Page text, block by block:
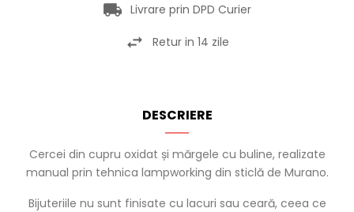
Livrare prin DPD Curier
Retur in 14 zile
DESCRIERE
Cercei din cupru oxidat și mărgele cu buline, realizate
manual prin tehnica lampworking din sticlă de Murano.
Bijuteriile nu sunt finisate cu lacuri sau ceară, ceea ce